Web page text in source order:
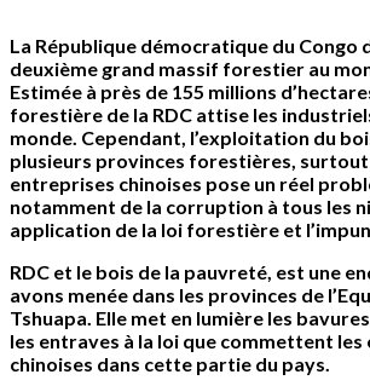
La République démocratique du Congo
deuxième grand massif forestier au
Estimée à près de 155 millions
forestière de la RDC attise les
monde. Cependant, l’exploitation du
plusieurs provinces forestières, surtout
entreprises chinoises pose un réel
notamment de la corruption à tous les
application de la loi forestière et
RDC et le bois de la pauvreté, est une
avons menée dans les provinces de
Tshuapa. Elle met en lumière les
les entraves à la loi que commettent
chinoises dans cette partie du pays.